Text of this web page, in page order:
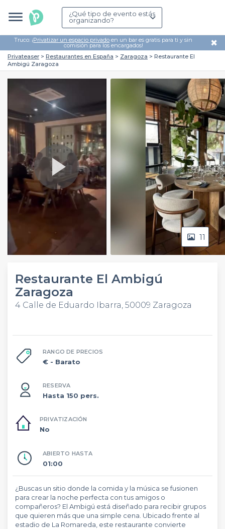
¿Qué tipo de evento estás
organizando?
Truco: ¡Privatizar un espacio privado en un bar es gratis para ti y sin
comisión para los encargados! ✖
Privateaser Restaurantes en España Zaragoza
Restaurante El
Ambigú Zaragoza
Play
Video
11
Restaurante El Ambigú
Zaragoza
4 Calle de Eduardo Ibarra, 50009 Zaragoza
RANGO DE PRECIOS
€ - Barato
RESERVA
Hasta 150 pers.
PRIVATIZACIÓN
No
ABIERTO HASTA
01:00
¿Buscas un sitio donde la comida y la música se fusionen
para crear la noche perfecta con tus amigos o
compañeros? El Ambigú está diseñado para recibir grupos
que quieren más que una simple cena. Ubicado frente al
estadio de La Romareda, este restaurante convierte